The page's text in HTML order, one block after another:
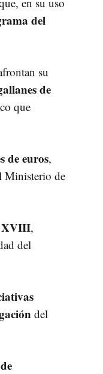
del
su
de
que
de euros,
Ministerio de
XVIII,
del
del